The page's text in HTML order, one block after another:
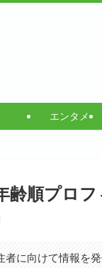
エンタメ
齢順プロ
に向けて情報を発